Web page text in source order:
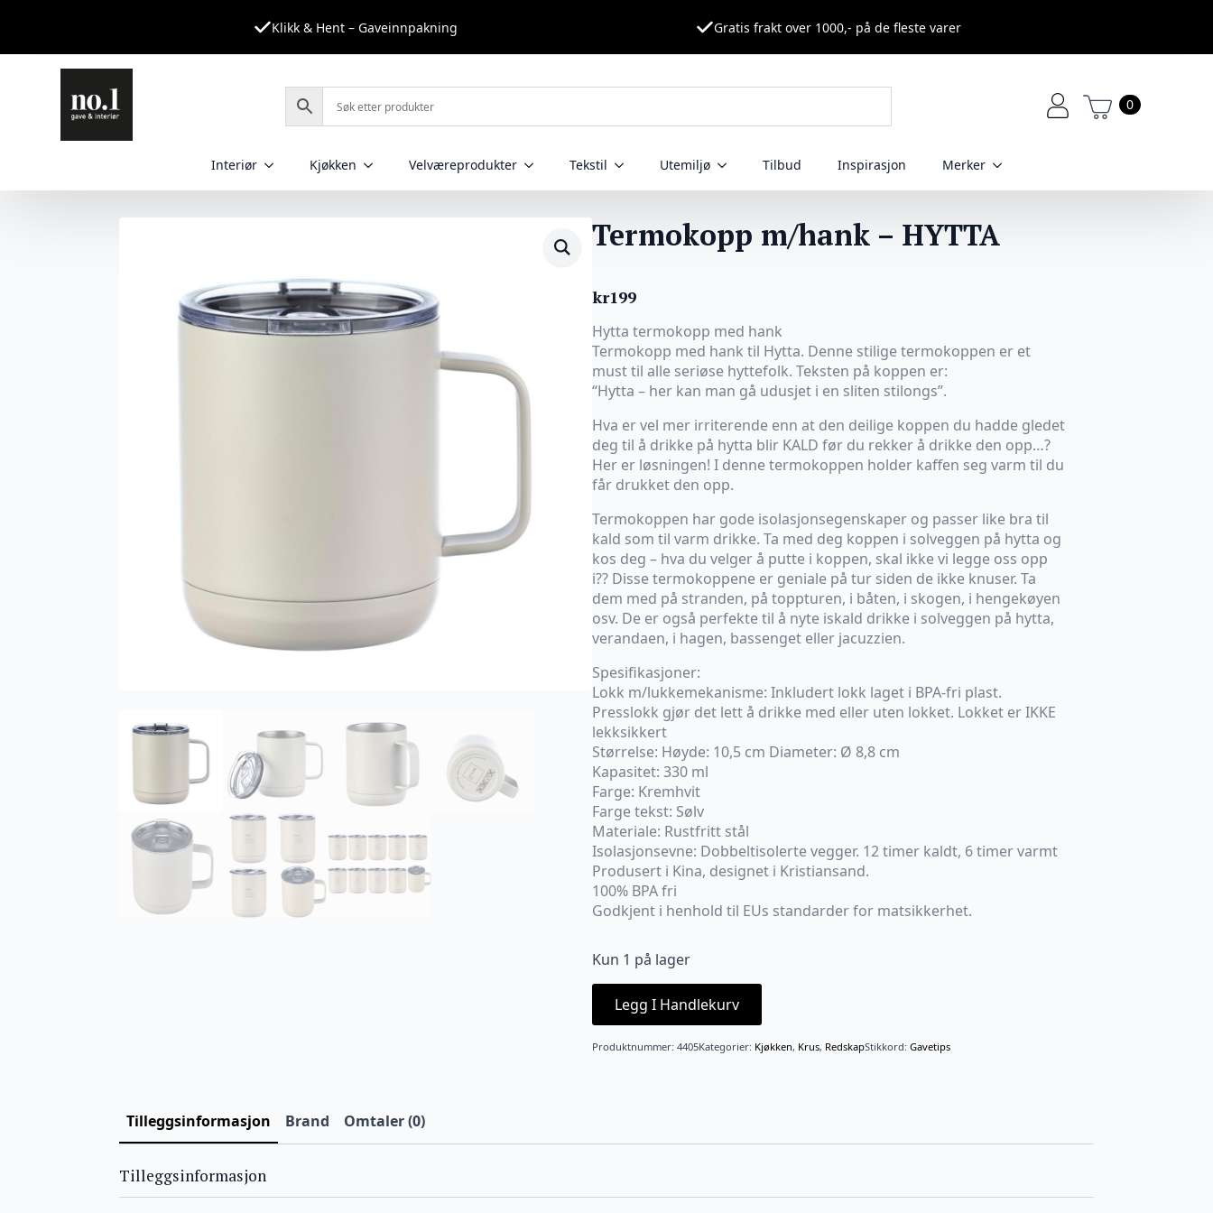
Klikk & Hent – Gaveinnpakning Gratis frakt over 1000,- på de fleste varer
0
Interiør Kjøkken Velværeprodukter Tekstil Utemiljø Tilbud Inspirasjon Merker
Termokopp m/hank – HYTTA
kr199
Hytta termokopp med hank
Termokopp med hank til Hytta. Denne stilige termokoppen er et
must til alle seriøse hyttefolk. Teksten på koppen er:
“Hytta – her kan man gå udusjet i en sliten stilongs”.
Hva er vel mer irriterende enn at den deilige koppen du hadde gledet
deg til å drikke på hytta blir KALD før du rekker å drikke den opp…?
Her er løsningen! I denne termokoppen holder kaffen seg varm til du
får drukket den opp.
Termokoppen har gode isolasjonsegenskaper og passer like bra til
kald som til varm drikke. Ta med deg koppen i solveggen på hytta og
kos deg – hva du velger å putte i koppen, skal ikke vi legge oss opp
i?? Disse termokoppene er geniale på tur siden de ikke knuser. Ta
dem med på stranden, på toppturen, i båten, i skogen, i hengekøyen
osv. De er også perfekte til å nyte iskald drikke i solveggen på hytta,
verandaen, i hagen, bassenget eller jacuzzien.
Spesifikasjoner:
Lokk m/lukkemekanisme: Inkludert lokk laget i BPA-fri plast.
Presslokk gjør det lett å drikke med eller uten lokket. Lokket er IKKE
lekksikkert
Størrelse: Høyde: 10,5 cm Diameter: Ø 8,8 cm
Kapasitet: 330 ml
Farge: Kremhvit
Farge tekst: Sølv
Materiale: Rustfritt stål
Isolasjonsevne: Dobbeltisolerte vegger. 12 timer kaldt, 6 timer varmt
Produsert i Kina, designet i Kristiansand.
100% BPA fri
Godkjent i henhold til EUs standarder for matsikkerhet.
Kun 1 på lager
Legg I Handlekurv
Produktnummer: 4405Kategorier: Kjøkken, Krus, RedskapStikkord: Gavetips
Tilleggsinformasjon Brand Omtaler (0)
Tilleggsinformasjon